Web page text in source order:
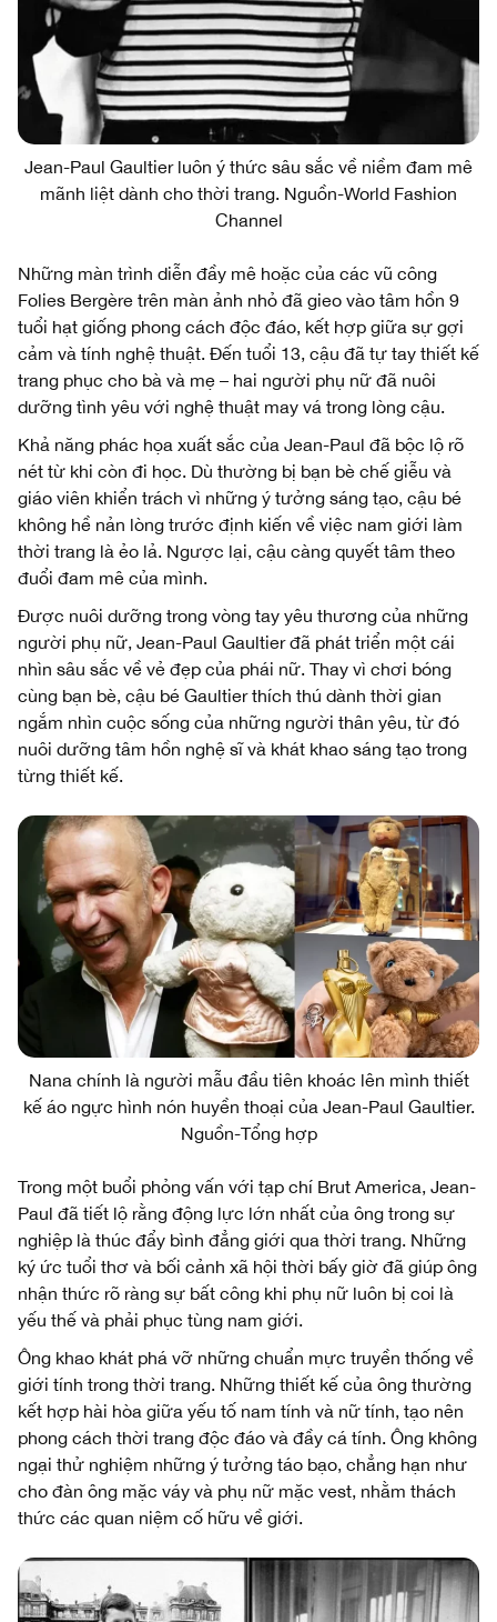
Jean-Paul Gaultier luôn ý thức sâu sắc về niềm đam mê
mãnh liệt dành cho thời trang. Nguồn-World Fashion
Channel
Những màn trình diễn đầy mê hoặc của các vũ công
Folies Bergère trên màn ảnh nhỏ đã gieo vào tâm hồn 9
tuổi hạt giống phong cách độc đáo, kết hợp giữa sự gợi
cảm và tính nghệ thuật. Đến tuổi 13, cậu đã tự tay thiết kế
trang phục cho bà và mẹ – hai người phụ nữ đã nuôi
dưỡng tình yêu với nghệ thuật may vá trong lòng cậu.
Khả năng phác họa xuất sắc của Jean-Paul đã bộc lộ rõ
nét từ khi còn đi học. Dù thường bị bạn bè chế giễu và
giáo viên khiển trách vì những ý tưởng sáng tạo, cậu bé
không hề nản lòng trước định kiến về việc nam giới làm
thời trang là ẻo lả. Ngược lại, cậu càng quyết tâm theo
đuổi đam mê của mình.
Được nuôi dưỡng trong vòng tay yêu thương của những
người phụ nữ, Jean-Paul Gaultier đã phát triển một cái
nhìn sâu sắc về vẻ đẹp của phái nữ. Thay vì chơi bóng
cùng bạn bè, cậu bé Gaultier thích thú dành thời gian
ngắm nhìn cuộc sống của những người thân yêu, từ đó
nuôi dưỡng tâm hồn nghệ sĩ và khát khao sáng tạo trong
từng thiết kế.
Nana chính là người mẫu đầu tiên khoác lên mình thiết
kế áo ngực hình nón huyền thoại của Jean-Paul Gaultier.
Nguồn-Tổng hợp
Trong một buổi phỏng vấn với tạp chí Brut America, Jean-
Paul đã tiết lộ rằng động lực lớn nhất của ông trong sự
nghiệp là thúc đẩy bình đẳng giới qua thời trang. Những
ký ức tuổi thơ và bối cảnh xã hội thời bấy giờ đã giúp ông
nhận thức rõ ràng sự bất công khi phụ nữ luôn bị coi là
yếu thế và phải phục tùng nam giới.
Ông khao khát phá vỡ những chuẩn mực truyền thống về
giới tính trong thời trang. Những thiết kế của ông thường
kết hợp hài hòa giữa yếu tố nam tính và nữ tính, tạo nên
phong cách thời trang độc đáo và đầy cá tính. Ông không
ngại thử nghiệm những ý tưởng táo bạo, chẳng hạn như
cho đàn ông mặc váy và phụ nữ mặc vest, nhằm thách
thức các quan niệm cố hữu về giới.